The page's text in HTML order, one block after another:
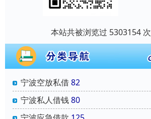
本站共被浏览过 5303154 次
宁波空放私借82
宁波私人借钱80